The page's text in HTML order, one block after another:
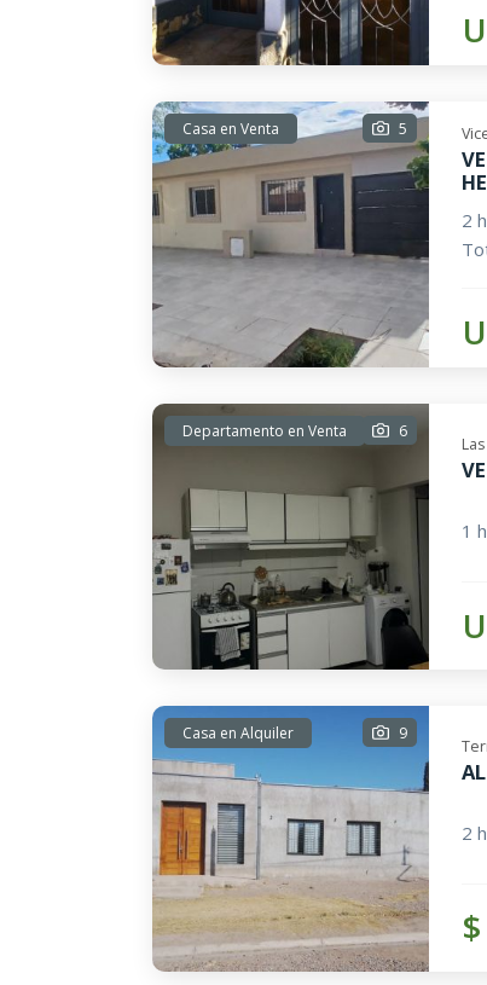
Casa en Venta 5
2
Departamento en Venta 6
1
Casa en Alquiler 9
2